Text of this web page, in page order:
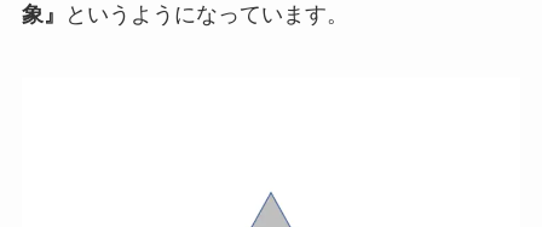
象』
というようになっています。